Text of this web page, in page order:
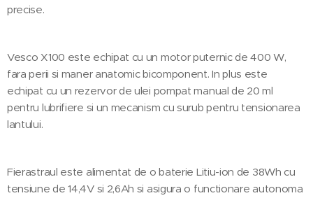
precise.
Vesco X100 este echipat cu un motor puternic de 400 W,
fara perii si maner anatomic bicomponent. In plus este
echipat cu un rezervor de ulei pompat manual de 20 ml
pentru lubrifiere si un mecanism cu surub pentru tensionarea
lantului.
Fierastraul este alimentat de o baterie Litiu-ion de 38Wh cu
tensiune de 14,4V si 2,6Ah si asigura o functionare autonoma